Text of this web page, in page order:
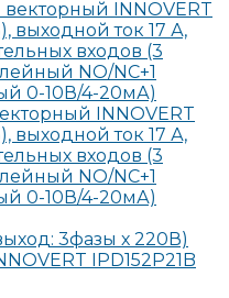
INNOVERT
выходной ток 17 А,
входов (3
NO/NC+1
0-10В/4-20мА)
3фазы х 220В)
IPD152P21B